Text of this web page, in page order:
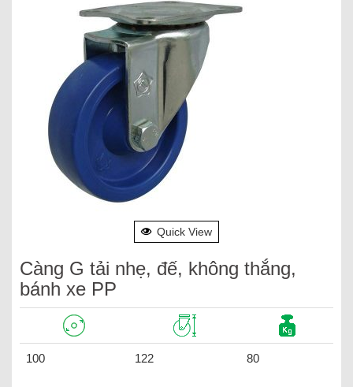
Quick View
Càng G tải nhẹ, đế, không thắng,
bánh xe PP
100 122 80